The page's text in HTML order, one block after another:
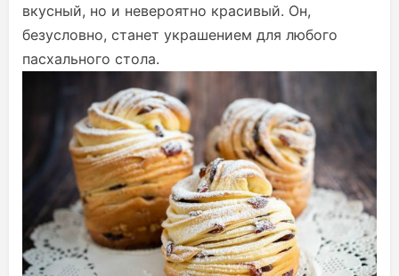
вкусный, но и невероятно красивый. Он,
безусловно, станет украшением для любого
пасхального стола.